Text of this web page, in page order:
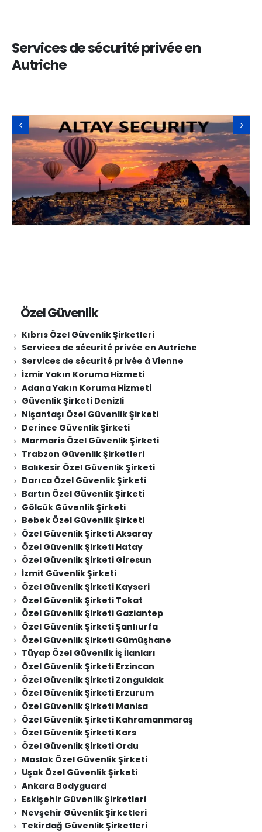
Services de sécurité privée en
Autriche
Özel Güvenlik
Kıbrıs Özel Güvenlik Şirketleri
Services de sécurité privée en Autriche
Services de sécurité privée à Vienne
İzmir Yakın Koruma Hizmeti
Adana Yakın Koruma Hizmeti
Güvenlik Şirketi Denizli
Nişantaşı Özel Güvenlik Şirketi
Derince Güvenlik Şirketi
Marmaris Özel Güvenlik Şirketi
Trabzon Güvenlik Şirketleri
Balıkesir Özel Güvenlik Şirketi
Darıca Özel Güvenlik Şirketi
Bartın Özel Güvenlik Şirketi
Gölcük Güvenlik Şirketi
Bebek Özel Güvenlik Şirketi
Özel Güvenlik Şirketi Aksaray
Özel Güvenlik Şirketi Hatay
Özel Güvenlik Şirketi Giresun
İzmit Güvenlik Şirketi
Özel Güvenlik Şirketi Kayseri
Özel Güvenlik Şirketi Tokat
Özel Güvenlik Şirketi Gaziantep
Özel Güvenlik Şirketi Şanlıurfa
Özel Güvenlik Şirketi Gümüşhane
Tüyap Özel Güvenlik İş İlanları
Özel Güvenlik Şirketi Erzincan
Özel Güvenlik Şirketi Zonguldak
Özel Güvenlik Şirketi Erzurum
Özel Güvenlik Şirketi Manisa
Özel Güvenlik Şirketi Kahramanmaraş
Özel Güvenlik Şirketi Kars
Özel Güvenlik Şirketi Ordu
Maslak Özel Güvenlik Şirketi
Uşak Özel Güvenlik Şirketi
Ankara Bodyguard
Eskişehir Güvenlik Şirketleri
Nevşehir Güvenlik Şirketleri
Tekirdağ Güvenlik Şirketleri